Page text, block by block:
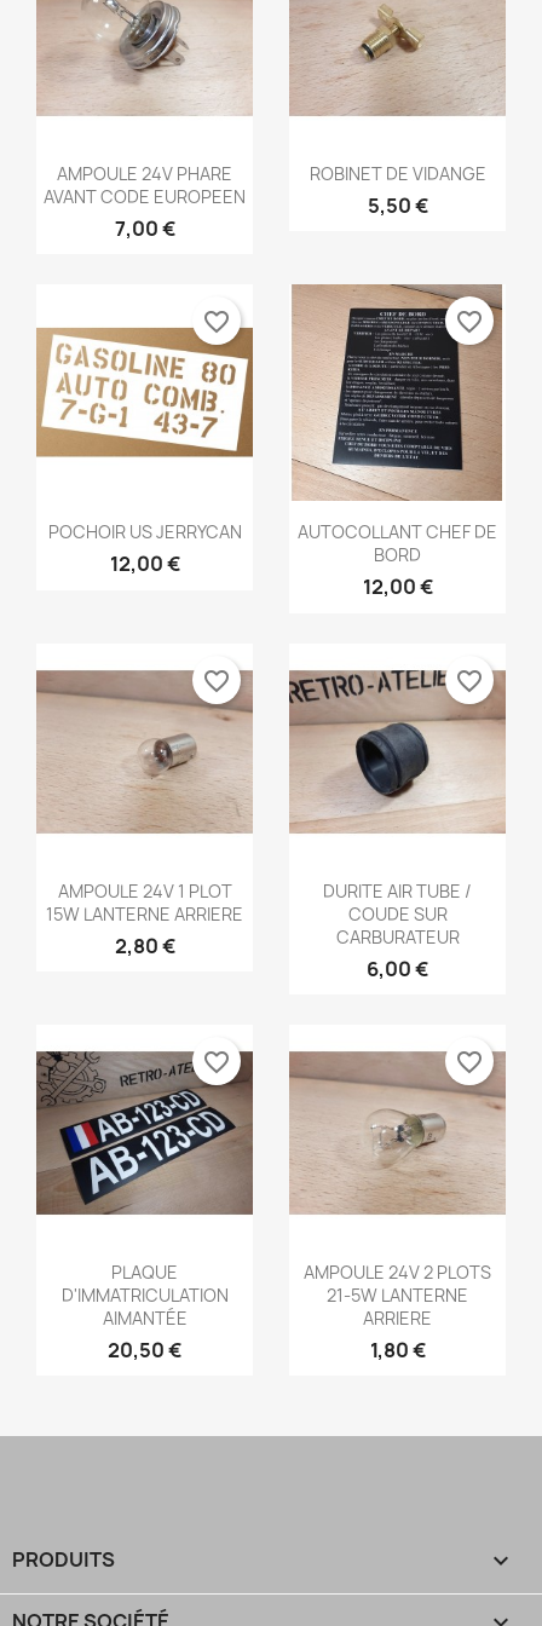
Aperçu rapide
AMPOULE 24V PHARE
AVANT CODE EUROPEEN
7,00 €
Aperçu rapide
ROBINET DE VIDANGE
5,50 €
Aperçu rapide
POCHOIR US JERRYCAN
12,00 €
favorite_border
Aperçu rapide
AUTOCOLLANT CHEF DE
BORD
12,00 €
favorite_border
Aperçu rapide
AMPOULE 24V 1 PLOT
15W LANTERNE ARRIERE
2,80 €
favorite_border
 Aperçu rapide
DURITE AIR TUBE /
COUDE SUR
CARBURATEUR
6,00 €
favorite_border
Aperçu rapide
PLAQUE
D'IMMATRICULATION
AIMANTÉE
20,50 €
favorite_border
Aperçu rapide
AMPOULE 24V 2 PLOTS
21-5W LANTERNE
ARRIERE
1,80 €
favorite_border
PRODUITS 